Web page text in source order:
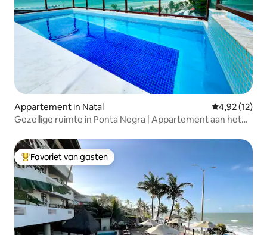
Appartement in Natal Gemiddelde
4,92 (12)
Gezellige ruimte in Ponta Negra | Appartement aan het
Topfavoriet van gasten
Favoriet van gasten